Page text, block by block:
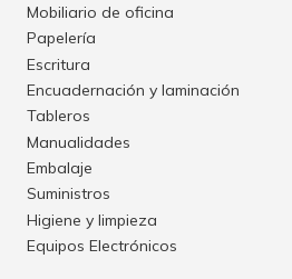
Mobiliario de oficina
Papelería
Escritura
Encuadernación y laminación
Tableros
Manualidades
Embalaje
Suministros
Higiene y limpieza
Equipos Electrónicos